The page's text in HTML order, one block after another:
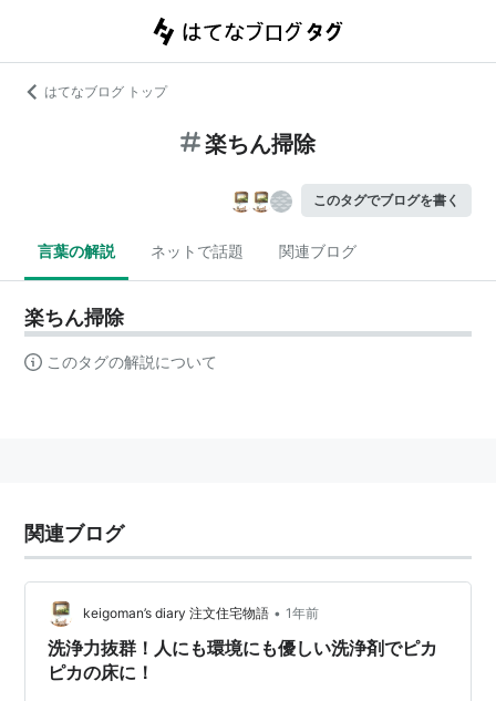
はてなブログ トップ
楽ちん掃除
このタグでブログを書く
言葉の解説 ネットで話題 関連ブログ
楽ちん掃除
このタグの解説について
関連ブログ
keigoman’s diary 注文住宅物語 • 1年前
洗浄力抜群！人にも環境にも優しい洗浄剤でピカ
ピカの床に！